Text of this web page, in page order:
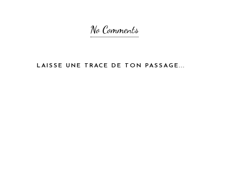
No Comments
LAISSE UNE TRACE DE TON PASSAGE...